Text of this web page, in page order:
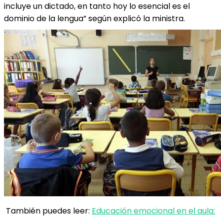
incluye un dictado, en tanto hoy lo esencial es el
dominio de la lengua” según explicó la ministra.
También puedes leer: Educación emocional en el aula: